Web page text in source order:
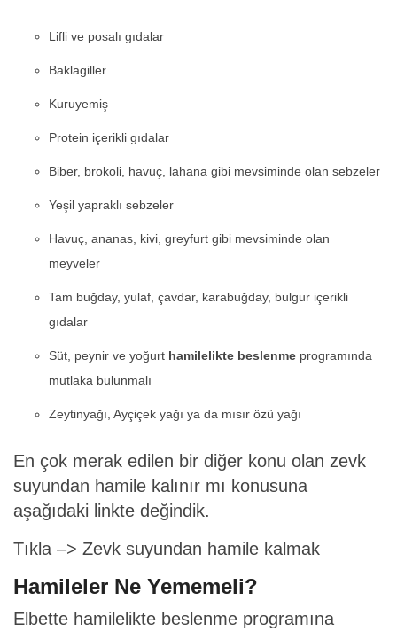
Lifli ve posalı gıdalar
Baklagiller
Kuruyemiş
Protein içerikli gıdalar
Biber, brokoli, havuç, lahana gibi mevsiminde olan sebzeler
Yeşil yapraklı sebzeler
Havuç, ananas, kivi, greyfurt gibi mevsiminde olan
meyveler
Tam buğday, yulaf, çavdar, karabuğday, bulgur içerikli
gıdalar
Süt, peynir ve yoğurt hamilelikte beslenme programında
mutlaka bulunmalı
Zeytinyağı, Ayçiçek yağı ya da mısır özü yağı
En çok merak edilen bir diğer konu olan zevk
suyundan hamile kalınır mı konusuna
aşağıdaki linkte değindik.
Tıkla –> Zevk suyundan hamile kalmak
Hamileler Ne Yememeli?
Elbette hamilelikte beslenme programına